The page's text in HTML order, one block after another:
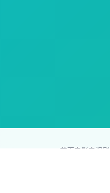
首页电影电视剧